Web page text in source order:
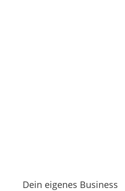
Dein eigenes Business